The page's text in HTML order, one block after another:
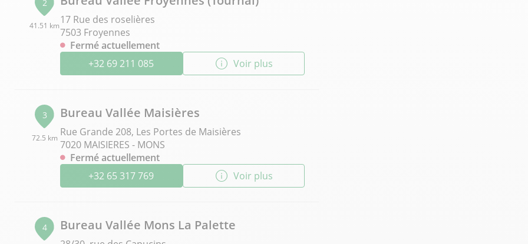
2
41.51 km17 Rue des roselières
7503 Froyennes
Fermé actuellement
+32 69 211 085
Voir plus
3
72.5 km
Bureau Vallée Maisières
Rue Grande 208, Les Portes de Maisières
7020 MAISIERES - MONS
Fermé actuellement
+32 65 317 769
Voir plus
4 Bureau Vallée Mons La Palette